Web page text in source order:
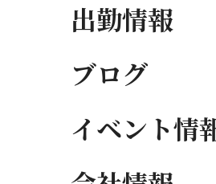
出勤情報
ブログ
イベント情